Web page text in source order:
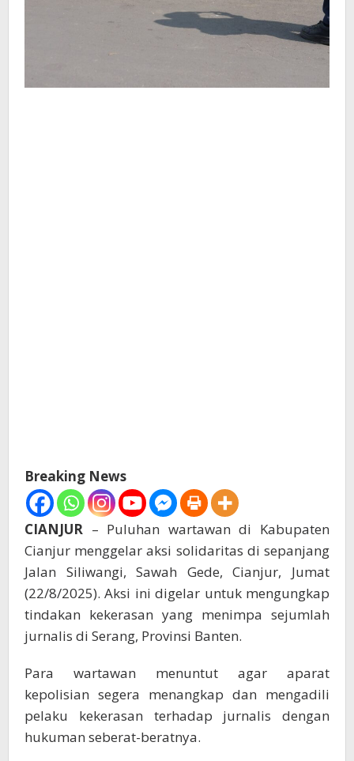
Breaking News
CIANJUR – Puluhan wartawan di Kabupaten
Cianjur menggelar aksi solidaritas di sepanjang
Jalan Siliwangi, Sawah Gede, Cianjur, Jumat
(22/8/2025). Aksi ini digelar untuk mengungkap
tindakan kekerasan yang menimpa sejumlah
jurnalis di Serang, Provinsi Banten.
Para wartawan menuntut agar aparat
kepolisian segera menangkap dan mengadili
pelaku kekerasan terhadap jurnalis dengan
hukuman seberat-beratnya.